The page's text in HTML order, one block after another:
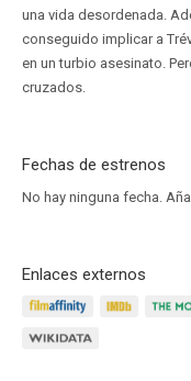
una vida desordenada.
conseguido implicar a
en un turbio asesinato.
cruzados.
Fechas de estrenos
No hay ninguna fecha.
Enlaces externos